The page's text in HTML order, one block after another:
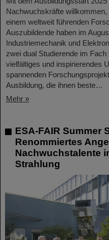
Nachwuchskräfte
einem weltweit führenden
Auszubildende haben im
Industriemechanik und
zwei dual Studierende im
vielfältiges und inspirierendes
spannenden
Ausbildung, die ihnen beste…
Mehr »
ESA-FAIR Summer
Renommiertes
Nachwuchstalente
Strahlung